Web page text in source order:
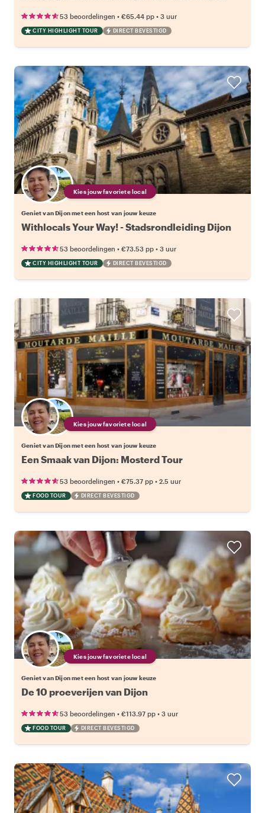
53 beoordelingen • €65.44 pp • 3 uur
CITY HIGHLIGHT TOUR DIRECT BEVESTIGD
Kies jouw favoriete local
Geniet van Dijon met een host van jouw keuze
Withlocals Your Way! - Stadsrondleiding Dijon
53 beoordelingen • €73.53 pp • 3 uur
CITY HIGHLIGHT TOUR DIRECT BEVESTIGD
Kies jouw favoriete local
Geniet van Dijon met een host van jouw keuze
Een Smaak van Dijon: Mosterd Tour
53 beoordelingen • €75.37 pp • 2.5 uur
FOOD TOUR DIRECT BEVESTIGD
Kies jouw favoriete local
Geniet van Dijon met een host van jouw keuze
De 10 proeverijen van Dijon
53 beoordelingen • €113.97 pp • 3 uur
FOOD TOUR DIRECT BEVESTIGD